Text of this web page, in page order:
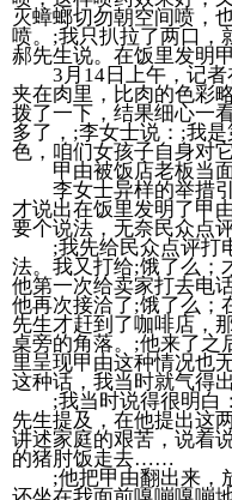
灭蟑螂切勿朝空间喷，
喷。;我只扒拉了两口，
郝先生说。在饭里发明
3月14日上午，记者
夹在肉里，比肉的色彩
拨了一下，结果细心一
多了，;李女士说：;我
色，咱们女孩子自身对
甲由被饭店老板当
李女士异样的举措引
才说出在饭里发明了甲
要个说法，无奈民众点
;我先给民众点评打
法。我又打给;饿了么；
他第一次给卖家打去电
他再次接洽了;饿了么；
先生才赶到了咖啡店，
桌旁的角落。;他来了之
里呈现甲由这种情况也
这种话，我当时就气得
;我当时说得很明白
先生提及，在他提出这
讲述家庭的艰苦，说着
的猪肘饭走去……
;他把甲由翻出来，放